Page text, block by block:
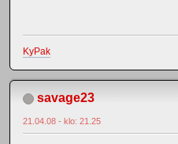
KyPak
savage23
21.04.08 - klo: 21.25